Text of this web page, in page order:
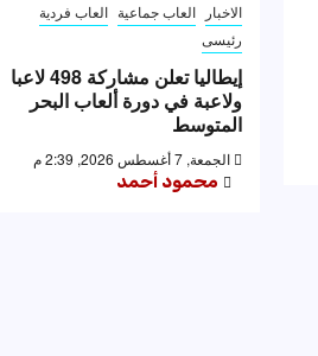
الاخبار العاب جماعية العاب فردية
رئيسى
إيطاليا تعلن مشاركة 498 لاعبا
ولاعبة في دورة ألعاب البحر
المتوسط
الجمعة, 7 أغسطس 2026, 2:39 م
محمود أحمد